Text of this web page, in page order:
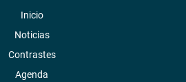
Inicio
Noticias
Contrastes
Agenda